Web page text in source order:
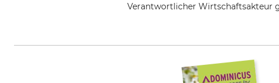
Verantwortlicher Wirtschaftsakteur